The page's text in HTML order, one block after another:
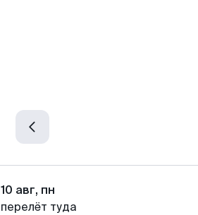
10 авг, пн
перелёт туда